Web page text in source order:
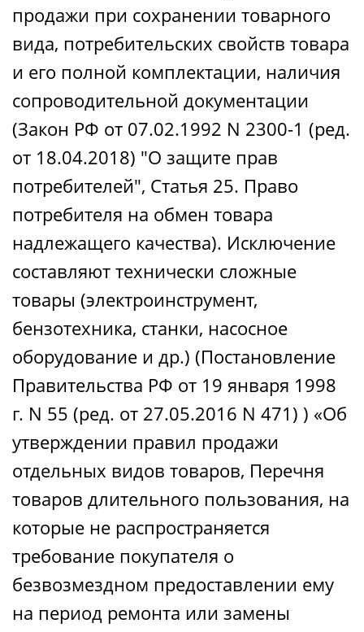
продажи при сохранении товарного
вида, потребительских свойств товара
и его полной комплектации, наличия
сопроводительной документации
(Закон РФ от 07.02.1992 N 2300-1 (ред.
от 18.04.2018) "О защите прав
потребителей", Статья 25. Право
потребителя на обмен товара
надлежащего качества). Исключение
составляют технически сложные
товары (электроинструмент,
бензотехника, станки, насосное
оборудование и др.) (Постановление
Правительства РФ от 19 января 1998
г. N 55 (ред. от 27.05.2016 N 471) ) «Об
утверждении правил продажи
отдельных видов товаров, Перечня
товаров длительного пользования, на
которые не распространяется
требование покупателя о
безвозмездном предоставлении ему
на период ремонта или замены